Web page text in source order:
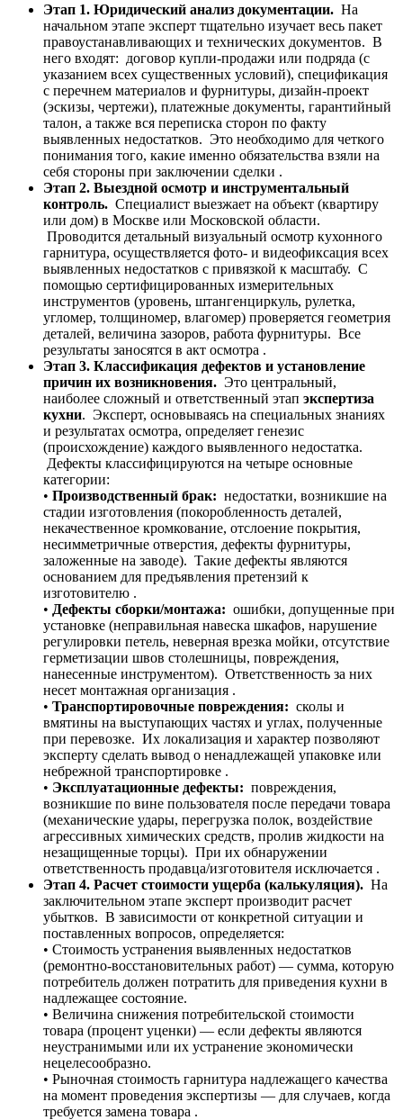
Этап 1. Юридический анализ документации. На
начальном этапе эксперт тщательно изучает весь пакет
правоустанавливающих и технических документов. В
него входят: договор купли-продажи или подряда (с
указанием всех существенных условий), спецификация
с перечнем материалов и фурнитуры, дизайн-проект
(эскизы, чертежи), платежные документы, гарантийный
талон, а также вся переписка сторон по факту
выявленных недостатков. Это необходимо для четкого
понимания того, какие именно обязательства взяли на
себя стороны при заключении сделки .
Этап 2. Выездной осмотр и инструментальный
контроль. Специалист выезжает на объект (квартиру
или дом) в Москве или Московской области.
Проводится детальный визуальный осмотр кухонного
гарнитура, осуществляется фото- и видеофиксация всех
выявленных недостатков с привязкой к масштабу. С
помощью сертифицированных измерительных
инструментов (уровень, штангенциркуль, рулетка,
угломер, толщиномер, влагомер) проверяется геометрия
деталей, величина зазоров, работа фурнитуры. Все
результаты заносятся в акт осмотра .
Этап 3. Классификация дефектов и установление
причин их возникновения. Это центральный,
наиболее сложный и ответственный этап экспертиза
кухни. Эксперт, основываясь на специальных знаниях
и результатах осмотра, определяет генезис
(происхождение) каждого выявленного недостатка.
Дефекты классифицируются на четыре основные
категории:
• Производственный брак: недостатки, возникшие на
стадии изготовления (покоробленность деталей,
некачественное кромкование, отслоение покрытия,
несимметричные отверстия, дефекты фурнитуры,
заложенные на заводе). Такие дефекты являются
основанием для предъявления претензий к
изготовителю .
• Дефекты сборки/монтажа: ошибки, допущенные при
установке (неправильная навеска шкафов, нарушение
регулировки петель, неверная врезка мойки, отсутствие
герметизации швов столешницы, повреждения,
нанесенные инструментом). Ответственность за них
несет монтажная организация .
• Транспортировочные повреждения: сколы и
вмятины на выступающих частях и углах, полученные
при перевозке. Их локализация и характер позволяют
эксперту сделать вывод о ненадлежащей упаковке или
небрежной транспортировке .
• Эксплуатационные дефекты: повреждения,
возникшие по вине пользователя после передачи товара
(механические удары, перегрузка полок, воздействие
агрессивных химических средств, пролив жидкости на
незащищенные торцы). При их обнаружении
ответственность продавца/изготовителя исключается .
Этап 4. Расчет стоимости ущерба (калькуляция). На
заключительном этапе эксперт производит расчет
убытков. В зависимости от конкретной ситуации и
поставленных вопросов, определяется:
• Стоимость устранения выявленных недостатков
(ремонтно-восстановительных работ) — сумма, которую
потребитель должен потратить для приведения кухни в
надлежащее состояние.
• Величина снижения потребительской стоимости
товара (процент уценки) — если дефекты являются
неустранимыми или их устранение экономически
нецелесообразно.
• Рыночная стоимость гарнитура надлежащего качества
на момент проведения экспертизы — для случаев, когда
требуется замена товара .